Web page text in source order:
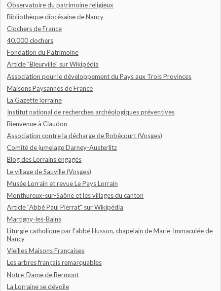
Observatoire du patrimoine religieux
Bibliothèque diocésaine de Nancy
Clochers de France
40.000 clochers
Fondation du Patrimoine
Article "Bleurville" sur Wikipédia
Association pour le développement du Pays aux Trois Provinces
Maisons Paysannes de France
La Gazette lorraine
Institut national de recherches archéologiques préventives
Bienvenue à Claudon
Association contre la décharge de Robécourt (Vosges)
Comité de jumelage Darney-Austerlitz
Blog des Lorrains engagés
Le village de Sauville (Vosges)
Musée Lorrain et revue Le Pays Lorrain
Monthureux-sur-Saône et les villages du canton
Article "Abbé Paul Pierrat" sur Wikipédia
Martigny-les-Bains
Liturgie catholique par l'abbé Husson, chapelain de Marie-Immaculée de
Nancy
Vieilles Maisons Françaises
Les arbres français remarquables
Notre-Dame de Bermont
La Lorraine se dévoile